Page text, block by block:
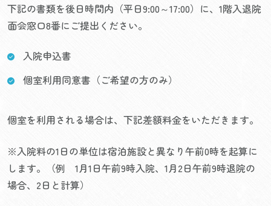
下記の書類を後日時間内（平日9:00～17:00）に、1階入退院
面会窓口8番にご提出ください。
入院申込書
個室利用同意書（ご希望の方のみ）
個室を利用される場合は、下記差額料金をいただきます。
※入院料の1日の単位は宿泊施設と異なり午前0時を起算に
します。（例 1月1日午前9時入院、1月2日午前9時退院の
場合、2日と計算）